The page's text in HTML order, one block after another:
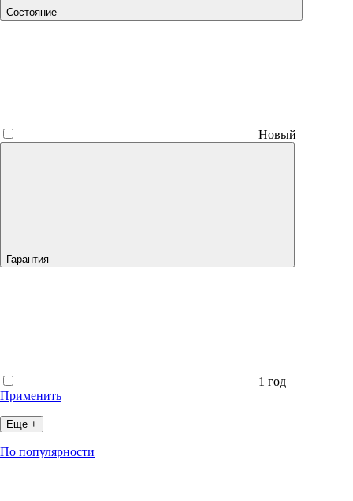
Состояние
Новый
Гарантия
1 год
Применить
Еще +
По популярности